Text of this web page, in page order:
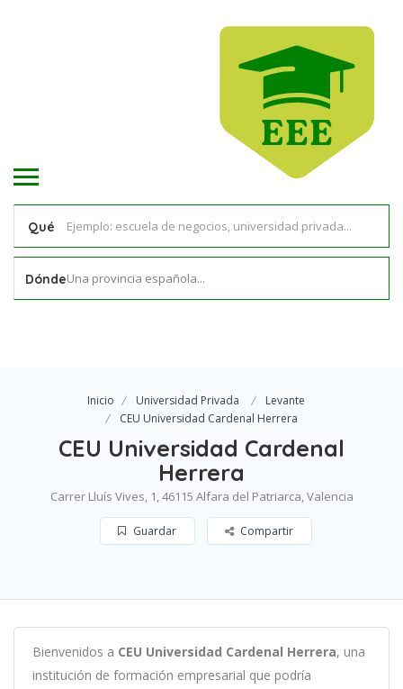
Qué
DóndeUna provincia española...
Inicio Universidad Privada
Levante
CEU Universidad Cardenal Herrera
CEU Universidad Cardenal
Herrera
Carrer Lluís Vives, 1, 46115 Alfara del Patriarca, Valencia
Guardar Compartir
Bienvenidos a CEU Universidad Cardenal Herrera, una
institución de formación empresarial que podría